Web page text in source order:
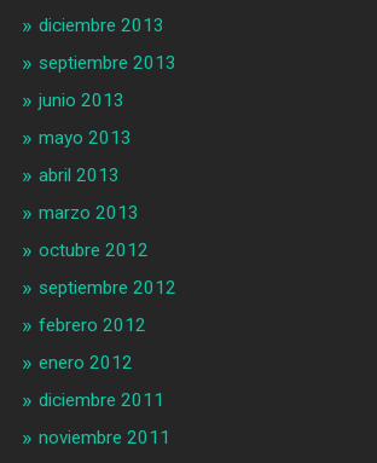
diciembre 2013
septiembre 2013
junio 2013
mayo 2013
abril 2013
marzo 2013
octubre 2012
septiembre 2012
febrero 2012
enero 2012
diciembre 2011
noviembre 2011